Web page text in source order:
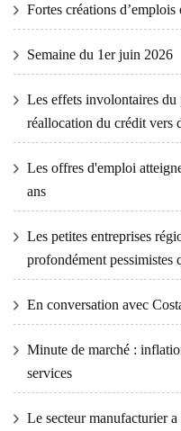
Fortes créations d’emplois
Semaine du 1er juin 2026
Les effets involontaires du
réallocation du crédit vers
Les offres d'emploi
ans
Les petites entreprises
profondément pessimistes
En conversation avec
Minute de marché :
services
Le secteur manufacturier